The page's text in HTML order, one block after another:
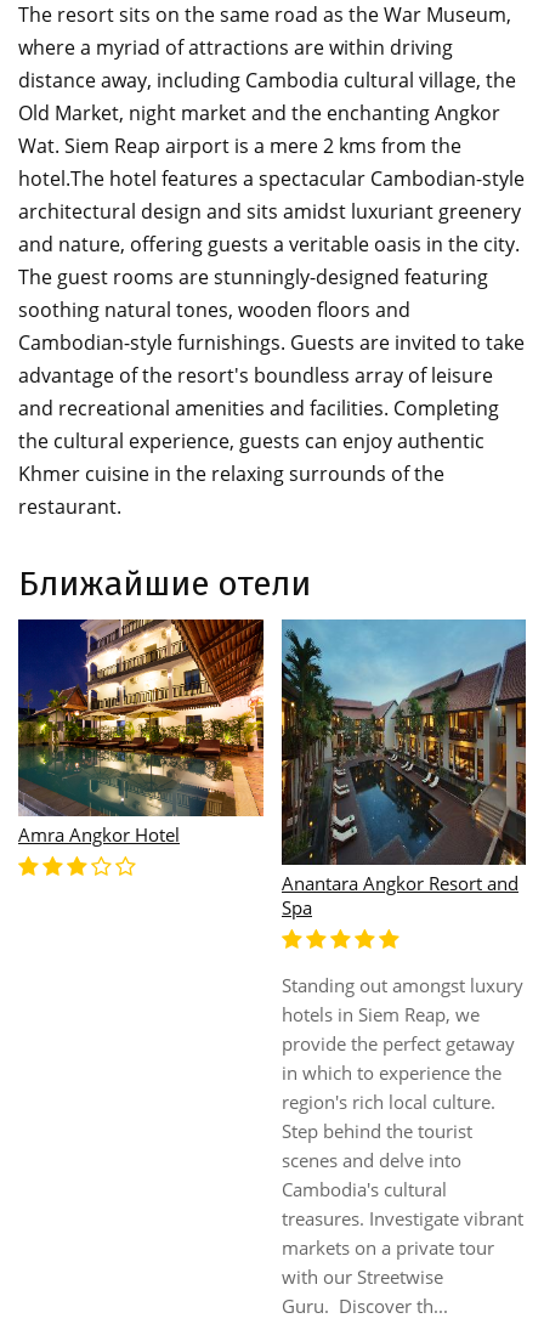
The resort sits on the same road as the War Museum,
where a myriad of attractions are within driving
distance away, including Cambodia cultural village, the
Old Market, night market and the enchanting Angkor
Wat. Siem Reap airport is a mere 2 kms from the
hotel.The hotel features a spectacular Cambodian-style
architectural design and sits amidst luxuriant greenery
and nature, offering guests a veritable oasis in the city.
The guest rooms are stunningly-designed featuring
soothing natural tones, wooden floors and
Cambodian-style furnishings. Guests are invited to take
advantage of the resort's boundless array of leisure
and recreational amenities and facilities. Completing
the cultural experience, guests can enjoy authentic
Khmer cuisine in the relaxing surrounds of the
restaurant.
Ближайшие отели
Ancient Angkor
Situated just a few minutes'
Angkor
Suitable both tourists and
business travellers, this hotel
is conveniently close to all
shopping, banking and
nightlife districts of Siem
Reap. Strongly inspired by
the rich heritage of Khmer
culture, it pays homage to
the Angkorian era, yet the
authentic local elements ar...